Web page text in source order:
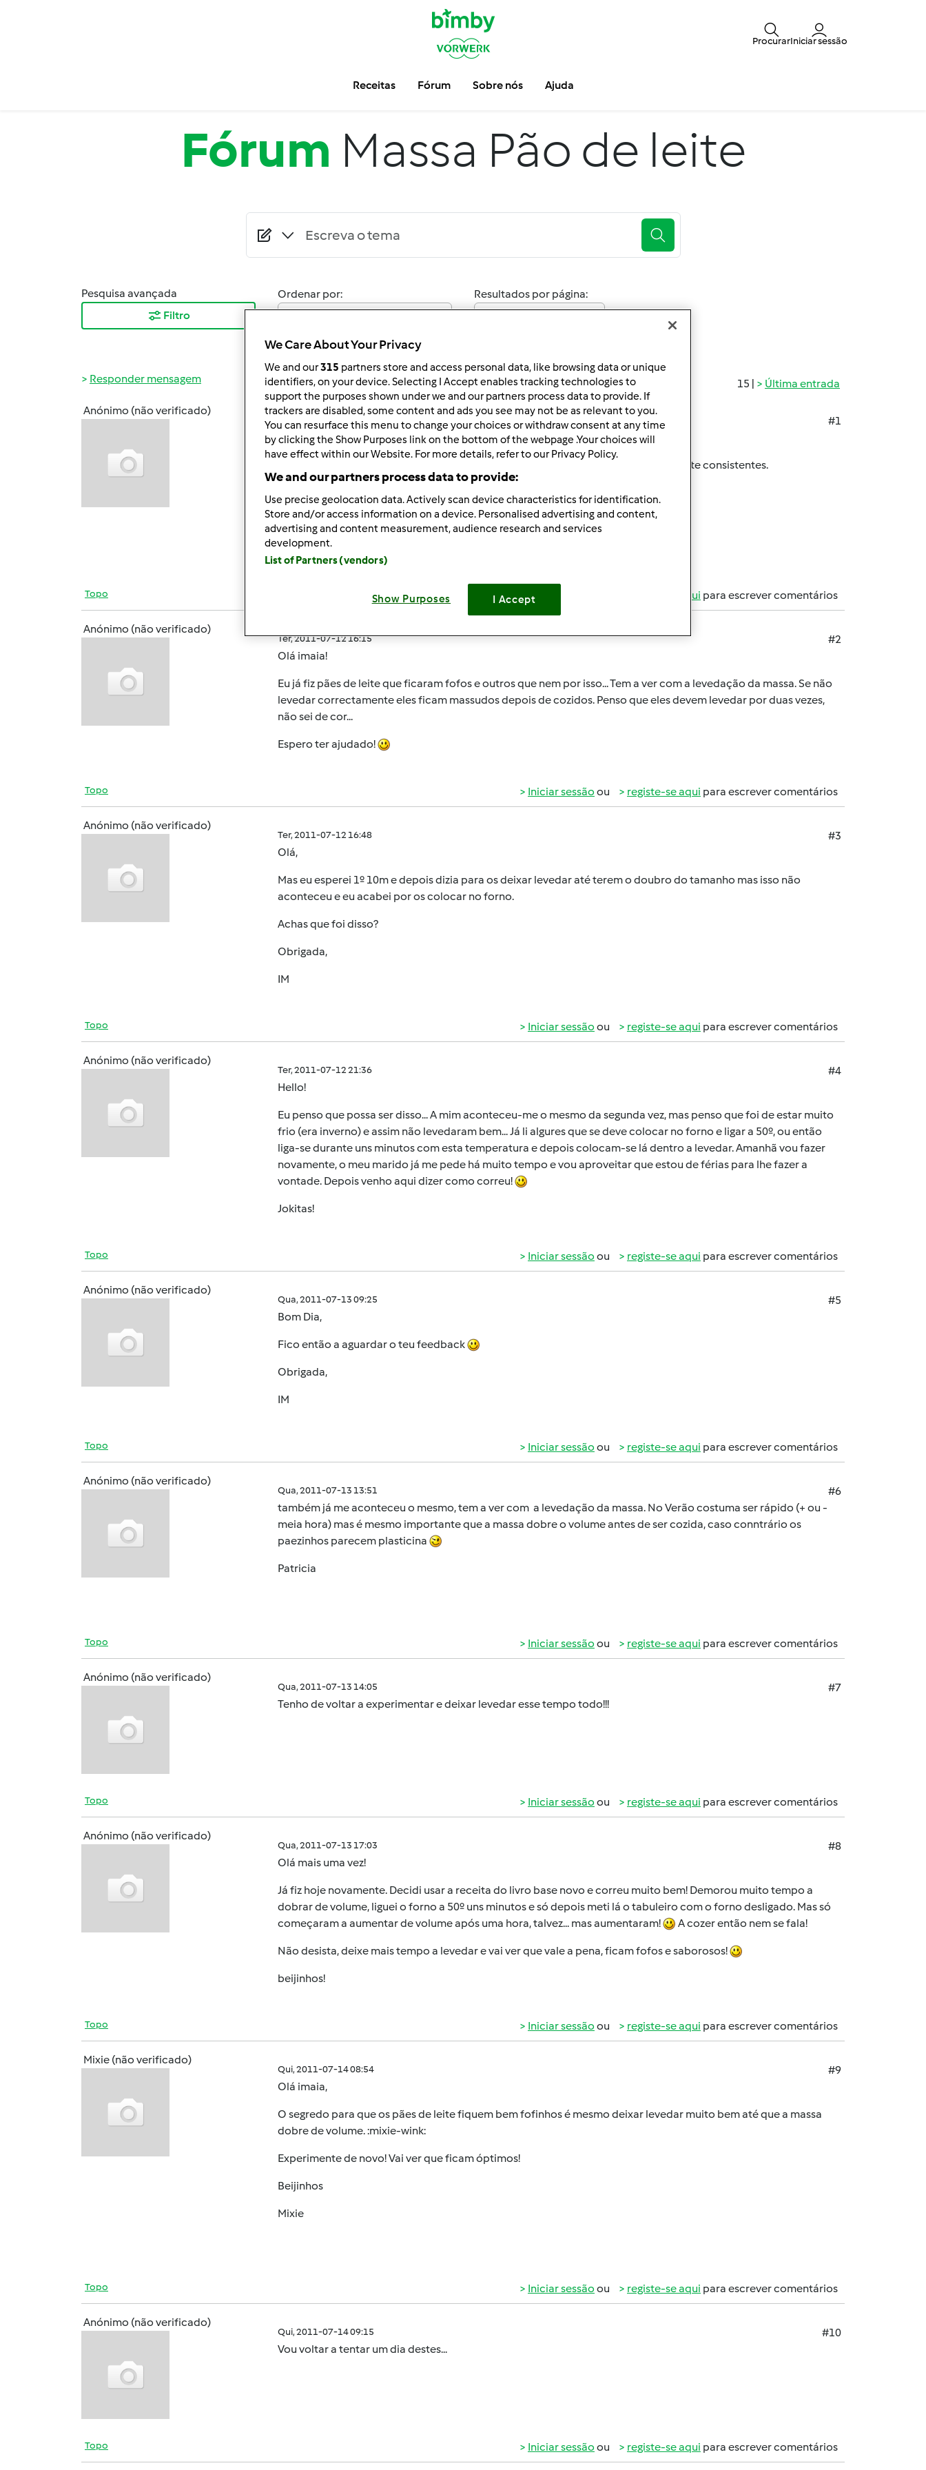
ProcurarIniciar sessão
Receitas Fórum Sobre nós Ajuda
Fórum Massa Pão de leite
Pesquisa avançada
Filtro
Ordenar por:
Resultados por página:
15 | Última entrada
Responder mensagem
Anónimo (não verificado)
Ter, 2011-07-12 11:49
#1
Boa Tarde,
Ontem fiz pães de leite mas em vez de ficarem fofinhos ficaram massudos e bastante consistentes.
já aconteceu o mesmo a alguém?
Obrigada,
IM
Topo Iniciar sessão registe-se aqui para escrever comentários
Anónimo (não verificado)
Ter, 2011-07-12 16:15
#2
Olá imaia!
Eu já fiz pães de leite que ficaram fofos e outros que nem por isso... Tem a ver com a levedação da massa. Se não
levedar correctamente eles ficam massudos depois de cozidos. Penso que eles devem levedar por duas vezes,
não sei de cor...
Espero ter ajudado!
Topo Iniciar sessão ou registe-se aqui para escrever comentários
Anónimo (não verificado)
Ter, 2011-07-12 16:48
#3
Olá,
Mas eu esperei 1º 10m e depois dizia para os deixar levedar até terem o doubro do tamanho mas isso não
aconteceu e eu acabei por os colocar no forno.
Achas que foi disso?
Obrigada,
IM
Topo Iniciar sessão ou registe-se aqui para escrever comentários
Anónimo (não verificado)
Ter, 2011-07-12 21:36
#4
Hello!
Eu penso que possa ser disso... A mim aconteceu-me o mesmo da segunda vez, mas penso que foi de estar muito
frio (era inverno) e assim não levedaram bem... Já li algures que se deve colocar no forno e ligar a 50º, ou então
liga-se durante uns minutos com esta temperatura e depois colocam-se lá dentro a levedar. Amanhã vou fazer
novamente, o meu marido já me pede há muito tempo e vou aproveitar que estou de férias para lhe fazer a
vontade. Depois venho aqui dizer como correu!
Jokitas!
Topo Iniciar sessão ou registe-se aqui para escrever comentários
Anónimo (não verificado)
Qua, 2011-07-13 09:25
#5
Bom Dia,
Fico então a aguardar o teu feedback
Obrigada,
IM
Topo Iniciar sessão ou registe-se aqui para escrever comentários
Anónimo (não verificado)
Qua, 2011-07-13 13:51
#6
também já me aconteceu o mesmo, tem a ver com a levedação da massa. No Verão costuma ser rápido (+ ou -
meia hora) mas é mesmo importante que a massa dobre o volume antes de ser cozida, caso conntrário os
paezinhos parecem plasticina
Patricia
Topo Iniciar sessão ou registe-se aqui para escrever comentários
Anónimo (não verificado)
Qua, 2011-07-13 14:05
#7
Tenho de voltar a experimentar e deixar levedar esse tempo todo!!!
Topo Iniciar sessão ou registe-se aqui para escrever comentários
Anónimo (não verificado)
Qua, 2011-07-13 17:03
#8
Olá mais uma vez!
Já fiz hoje novamente. Decidi usar a receita do livro base novo e correu muito bem! Demorou muito tempo a
dobrar de volume, liguei o forno a 50º uns minutos e só depois meti lá o tabuleiro com o forno desligado. Mas só
começaram a aumentar de volume após uma hora, talvez... mas aumentaram!
A cozer então nem se fala!
Não desista, deixe mais tempo a levedar e vai ver que vale a pena, ficam fofos e saborosos!
beijinhos!
Topo Iniciar sessão ou registe-se aqui para escrever comentários
Mixie (não verificado)
Qui, 2011-07-14 08:54
#9
Olá imaia,
O segredo para que os pães de leite fiquem bem fofinhos é mesmo deixar levedar muito bem até que a massa
dobre de volume. :mixie-wink:
Experimente de novo! Vai ver que ficam óptimos!
Beijinhos
Mixie
Topo Iniciar sessão ou registe-se aqui para escrever comentários
Anónimo (não verificado)
Qui, 2011-07-14 09:15
#10
Vou voltar a tentar um dia destes...
Topo Iniciar sessão ou registe-se aqui para escrever comentários
We Care About Your Privacy
We and our315 partners store and access personal data, like browsing data or unique
identifiers, on your device. Selecting I Accept enables tracking technologies to
support the purposes shown under we and our partners process data to provide. If
trackers are disabled, some content and ads you see may not be as relevant to you.
You can resurface this menu to change your choices or withdraw consent at any time
by clicking the Show Purposes link on the bottom of the webpage .Your choices will
have effect within our Website. For more details, refer to our Privacy Policy.
We and our partners process data to provide:
Use precise geolocation data. Actively scan device characteristics for identification.
Store and/or access information on a device. Personalised advertising and content,
advertising and content measurement, audience research and services
development.
List of Partners (vendors)
Show Purposes I Accept